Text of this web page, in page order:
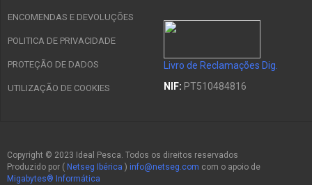
ENCOMENDAS E DEVOLUÇÕES
POLITICA DE PRIVACIDADE
PROTEÇÃO DE DADOS
UTILIZAÇÃO DE COOKIES
Livro de Reclamações Dig.
NIF: PT510484816
Copyright © 2023 Ideal Pesca. Todos os direitos reservados
Produzido por ( Netseg Ibérica ) info@netseg.com com o apoio de
Migabytes® Informática